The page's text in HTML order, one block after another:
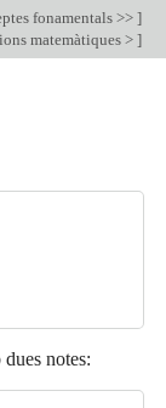
fonamentals >> ]
matemàtiques >]
notes: